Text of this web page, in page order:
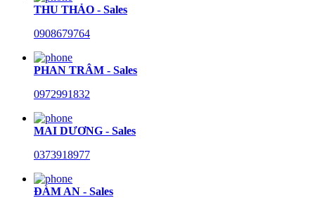
THU THẢO - Sales
0908679764
PHAN TRÂM - Sales
0972991832
MAI DƯƠNG - Sales
0373918977
ĐÀM AN - Sales